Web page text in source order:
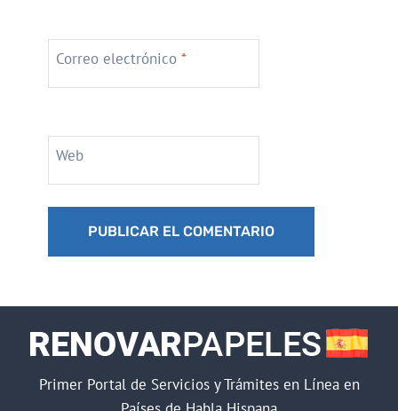
Correo electrónico *
Web
Primer Portal de Servicios y Trámites en Línea en